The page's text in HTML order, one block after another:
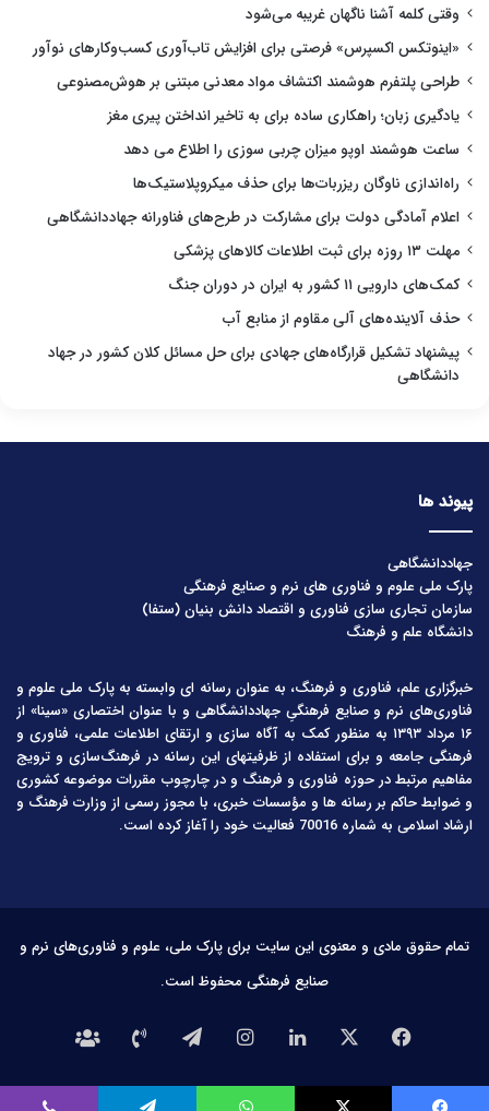
وقتی کلمه آشنا ناگهان غریبه می‌شود
«اینوتکس اکسپرس» فرصتی برای افزایش تاب‌آوری کسب‌وکارهای نوآور
طراحی پلتفرم هوشمند اکتشاف مواد معدنی مبتنی بر هوش‌مصنوعی
یادگیری زبان؛ راهکاری ساده برای به تاخیر انداختن پیری مغز
ساعت هوشمند اوپو میزان چربی سوزی را اطلاع می دهد
راه‌اندازی ناوگان ریزربات‌ها برای حذف میکروپلاستیک‌ها
اعلام آمادگی دولت برای مشارکت در طرح‌های فناورانه جهاددانشگاهی
مهلت ۱۳ روزه برای ثبت اطلاعات کالاهای پزشکی
کمک‌های دارویی ۱۱ کشور به ایران در دوران جنگ
حذف آلاینده‌های آلی مقاوم از منابع آب
پیشنهاد تشکیل قرارگاه‌های جهادی برای حل مسائل کلان کشور در جهاد
دانشگاهی
پیوند ها
جهاددانشگاهی
پارک ملی علوم و فناوری های نرم و صنایع فرهنگی
سازمان تجاری سازی فناوری و اقتصاد دانش بنیان (ستفا)
دانشگاه علم و فرهنگ
خبرگزاری علم، فناوری و فرهنگ، به عنوان رسانه ای وابسته به پارک ملی علوم و
فناوری‌های نرم و صنایع فرهنگیِ جهاددانشگاهی و با عنوان اختصاری «سینا» از
۱۶ مرداد ۱۳۹۳ به منظور کمک به آگاه سازی و ارتقای اطلاعات علمی، فناوری و
فرهنگی جامعه و برای استفاده از ظرفیتهای این رسانه در فرهنگ‌سازی و ترویج
مفاهیم مرتبط در حوزه فناوری و فرهنگ و در چارچوب مقررات موضوعه کشوری
و ضوابط حاکم بر رسانه ها و مؤسسات خبری، با مجوز رسمی از وزارت فرهنگ و
ارشاد اسلامی به شماره 70016 فعالیت خود را آغاز کرده است.
تمام حقوق مادی و معنوی این سایت برای پارک ملی، علوم و فناوری‌های نرم و
صنایع فرهنگی محفوظ است.
فیس
بوک
لینکدیناینستاگرامتلگرامتماس
با
درباره
ما